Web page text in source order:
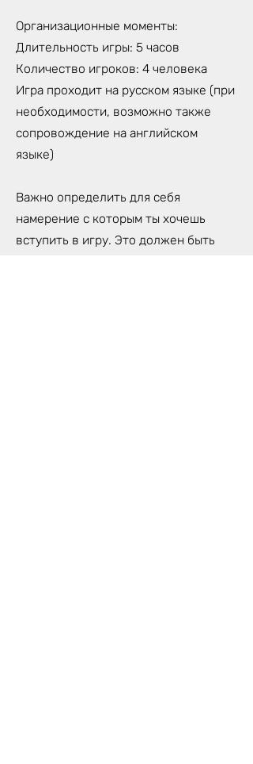
Организационные моменты:
Длительность игры: 5 часов
Количество игроков: 4 человека
Игра проходит на русском языке (при
необходимости, возможно также
сопровождение на английском
языке)
Важно определить для себя
намерение с которым ты хочешь
вступить в игру. Это должен быть